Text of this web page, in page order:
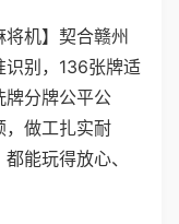
将机】契合赣州
识别，136张牌适
牌分牌公平公
，做工扎实耐
能玩得放心、